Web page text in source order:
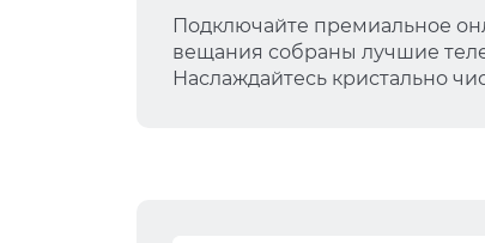
Подключайте премиальное
вещания собраны лучшие
Наслаждайтесь кристально